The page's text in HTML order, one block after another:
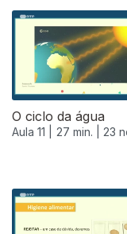
O ciclo da água
Aula 11 | 27 min. | 23
508486